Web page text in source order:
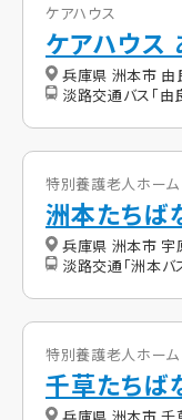
ケアハウス
ケアハウス
兵庫県 洲本市
淡路交通バス「由
特別養護老人ホーム
洲本たちば
兵庫県 洲本市 宇
淡路交通「洲本バ
特別養護老人ホーム
千草たちば